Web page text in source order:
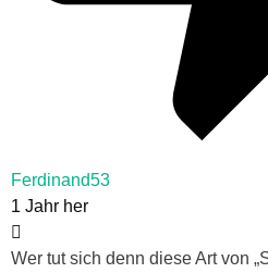
Ferdinand53
1 Jahr her
Wer tut sich denn diese Art von